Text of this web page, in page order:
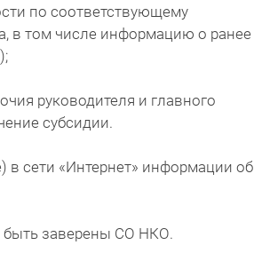
по соответствующему
в том числе информацию о ранее
руководителя и главного
субсидии.
сети «Интернет» информации об
заверены СО НКО.